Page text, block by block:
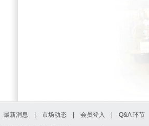
最新消息 市场动态 会员登入 Q&A 环节